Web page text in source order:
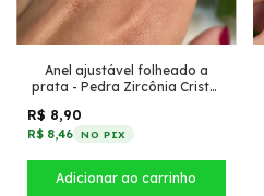
Anel ajustável folheado a
prata - Pedra Zircônia Cristal
R$ 8,90
R$ 8,46 NO PIX